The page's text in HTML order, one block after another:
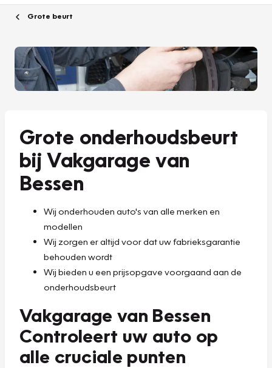
Grote beurt
Grote onderhoudsbeurt
bij Vakgarage van
Bessen
Wij onderhouden auto's van alle merken en
modellen
Wij zorgen er altijd voor dat uw fabrieksgarantie
behouden wordt
Wij bieden u een prijsopgave voorgaand aan de
onderhoudsbeurt
Vakgarage van Bessen
Controleert uw auto op
alle cruciale punten